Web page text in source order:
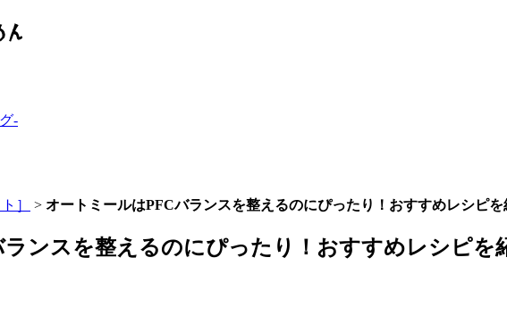
-
］ > オートミールはPFCバランスを整えるのにぴったり！おすすめレシピを
ンスを整えるのにぴったり！おすすめレシピを